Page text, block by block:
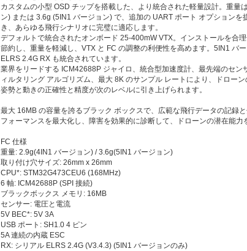
カスタムの小型 OSD チップを搭載した、より統合された軽量設計。重量
ン) または 3.6g (5IN1 バージョン) で、追加の UART ポート オプションを
き、あらゆる飛行シナリオに完璧に適応します。
デフォルトで統合されたオンボード 25-400mW VTX。インストールを合
節約し、重量を軽減し、VTX と FC の調整の利便性を高めます。5IN1 バ
ELRS 2.4G RX も統合されています。
業界をリードする ICM42688P ジャイロ、統合型加速度計、最先端のセン
ィルタリング アルゴリズム、最大 8K のサンプル レートにより、ドロー
姿勢と動きの正確性と精度が次のレベルに引き上げられます。
最大 16MB の容量を誇るブラック ボックスで、広範な飛行データの記録
フォーマンスを最大化し、障害を効果的に診断して、ドローンの潜在能力
FC 仕様
重量: 2.9g(4IN1 バージョン) / 3.6g(5IN1 バージョン)
取り付け穴サイズ: 26mm x 26mm
CPU*: STM32G473CEU6 (168MHz)
6 軸: ICM42688P (SPI 接続)
ブラックボックス メモリ: 16MB
センサー: 電圧と電流
5V BEC*: 5V 3A
USB ポート: SH1.0 4 ピン
5A 連続の内蔵 ESC
RX: シリアル ELRS 2.4G (V3.4.3) (5IN1 バージョンのみ)